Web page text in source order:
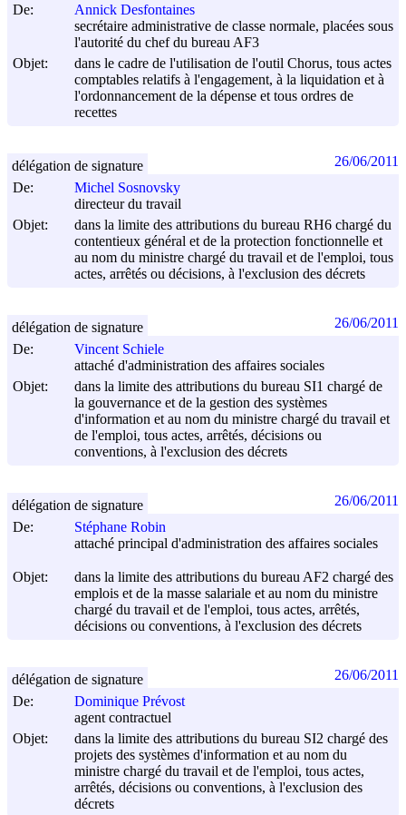
De:
Annick Desfontaines
secrétaire administrative de classe normale, placées sous
l'autorité du chef du bureau AF3
Objet:
dans le cadre de l'utilisation de l'outil Chorus, tous actes
comptables relatifs à l'engagement, à la liquidation et à
l'ordonnancement de la dépense et tous ordres de
recettes
De:
Michel Sosnovsky
directeur du travail
Objet:
dans la limite des attributions du bureau RH6 chargé du
contentieux général et de la protection fonctionnelle et
au nom du ministre chargé du travail et de l'emploi, tous
actes, arrêtés ou décisions, à l'exclusion des décrets
délégation de signature 26/06/2011
De:
Vincent Schiele
attaché d'administration des affaires sociales
Objet:
dans la limite des attributions du bureau SI1 chargé de
la gouvernance et de la gestion des systèmes
d'information et au nom du ministre chargé du travail et
de l'emploi, tous actes, arrêtés, décisions ou
conventions, à l'exclusion des décrets
délégation de signature 26/06/2011
De:
Stéphane Robin
attaché principal d'administration des affaires sociales
Objet:
dans la limite des attributions du bureau AF2 chargé des
emplois et de la masse salariale et au nom du ministre
chargé du travail et de l'emploi, tous actes, arrêtés,
décisions ou conventions, à l'exclusion des décrets
délégation de signature 26/06/2011
De:
Dominique Prévost
agent contractuel
Objet:
dans la limite des attributions du bureau SI2 chargé des
projets des systèmes d'information et au nom du
ministre chargé du travail et de l'emploi, tous actes,
arrêtés, décisions ou conventions, à l'exclusion des
décrets
délégation de signature 26/06/2011